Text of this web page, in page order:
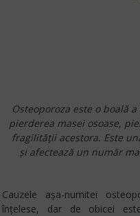
Osteoporoza este o boală
pierderea masei osoase,
fragilității acestora. Este
și afectează un număr
Cauzele așa-numitei
înțelese, dar de obicei